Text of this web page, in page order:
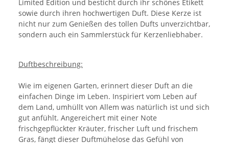
Limited Edition und besticht durch ihr schönes Etikett
sowie durch ihren hochwertigen Duft. Diese Kerze ist
nicht nur zum Genießen des tollen Dufts unverzichtbar,
sondern auch ein Sammlerstück für Kerzenliebhaber.
Duftbeschreibung:
Wie im eigenen Garten, erinnert dieser Duft an die
einfachen Dinge im Leben. Inspiriert vom Leben auf
dem Land, umhüllt von Allem was natürlich ist und sich
gut anfühlt. Angereichert mit einer Note
frischgepflückter Kräuter, frischer Luft und frischem
Gras, fängt dieser Duftmühelose das Gefühl von